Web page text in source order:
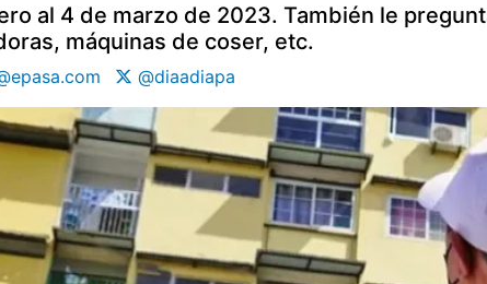
al 4 de marzo de 2023. También le
máquinas de coser, etc.
@diaadiapa